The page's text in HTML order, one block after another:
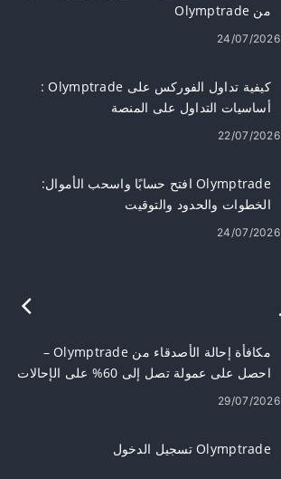
من Olymptrade
24/07/2026
كيفية تداول الفوركس على Olymptrade :
أساسيات التداول على المنصة
22/07/2026
Olymptrade افتح حسابًا واسحب الأموال:
الخطوات والحدود والتوقيت
24/07/2026
مكافأة إحالة الأصدقاء من Olymptrade –
احصل على عمولة تصل إلى 60% على الإحالات
29/07/2026
Olymptrade تسجيل الدخول